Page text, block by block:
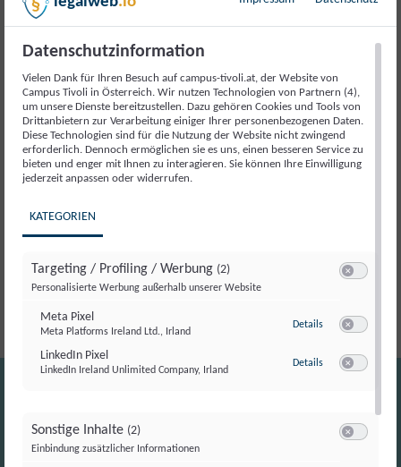
Beschreibung
DerCampus TivoliundÖVP Frauensprecherin
Abg.z.NR Mag. Dr. Juliane Bogner-Strauß laden zu
einer besonderen Veranstaltung rund um den
Weltfrauentag ins Parlament ein. Frauen aus
unterschiedlichsten Bereichen leisten tagtäglich
selbstverständlich.
Datenschutzinformation
Vielen Dank für Ihren Besuch auf campus-tivoli.at, der Website von
Campus Tivoli in Österreich. Wir nutzen Technologien von Partnern (4),
um unsere Dienste bereitzustellen. Dazu gehören Cookies und Tools von
Drittanbietern zur Verarbeitung einiger Ihrer personenbezogenen Daten.
Diese Technologien sind für die Nutzung der Website nicht zwingend
erforderlich. Dennoch ermöglichen sie es uns, einen besseren Service zu
bieten und enger mit Ihnen zu interagieren. Sie können Ihre Einwilligung
jederzeit anpassen oder widerrufen.
KATEGORIEN
Targeting / Profiling / Werbung (2)
Personalisierte Werbung außerhalb unserer Website
Meta Pixel
Meta Platforms Ireland Ltd., Irland
Details zu Meta Pixel
LinkedIn Pixel
LinkedIn Ireland Unlimited Company, Irland
Details zu LinkedIn Pixel
Sonstige Inhalte (2)
Einbindung zusätzlicher Informationen